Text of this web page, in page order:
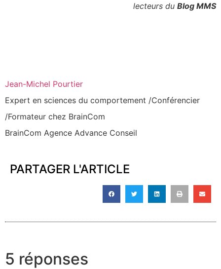
lecteurs du Blog MMS
Jean-Michel Pourtier
Expert en sciences du comportement /Conférencier
/Formateur chez BrainCom
BrainCom Agence Advance Conseil
PARTAGER L'ARTICLE
5 réponses